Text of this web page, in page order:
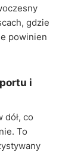
gdzie
powinien
i
dół, co
To